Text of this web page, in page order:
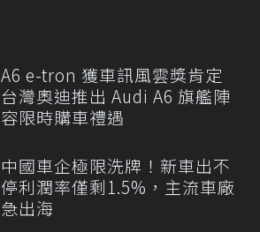
A6 e-tron 獲車訊風雲獎肯定
台灣奧迪推出 Audi A6 旗艦陣
容限時購車禮遇
中國車企極限洗牌！新車出不
停利潤率僅剩1.5%，主流車廠
急出海